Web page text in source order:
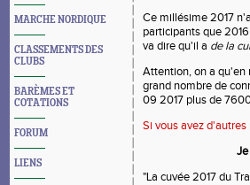
MARCHE NORDIQUE
CLASSEMENTS DES
CLUBS
BARÈMES ET
COTATIONS
FORUM
LIENS
Ce millésime 2017
participants que
va dire qu'il a de la
Attention, on a qu'en
grand nombre de
09 2017 plus de
Si vous avez
"La cuvée 2017 du